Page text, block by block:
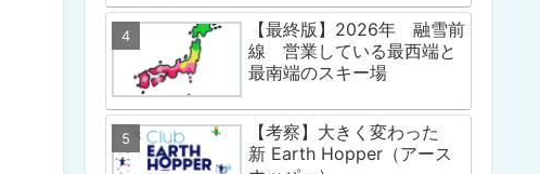
【最終版】2026年 融雪前
線 営業している最西端と
最南端のスキー場
【考察】大きく変わった
新 Earth Hopper（アース